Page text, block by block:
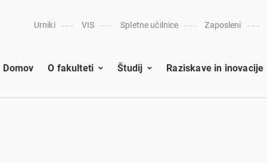
Urniki VIS Spletne učilnice Zaposleni
Domov O fakulteti Študij Raziskave in inovacije